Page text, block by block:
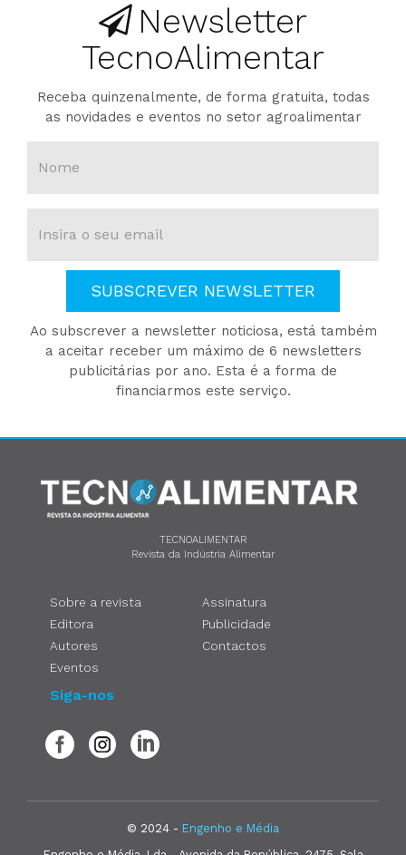
Newsletter
TecnoAlimentar
Receba quinzenalmente, de forma gratuita, todas
as novidades e eventos no setor agroalimentar
SUBSCREVER NEWSLETTER
Ao subscrever a newsletter noticiosa, está também
a aceitar receber um máximo de 6 newsletters
publicitárias por ano. Esta é a forma de
financiarmos este serviço.
TECNOALIMENTAR
Revista da Indústria Alimentar
Sobre a revista
Editora
Autores
Eventos
Assinatura
Publicidade
Contactos
Siga-nos
© 2024 - Engenho e Média